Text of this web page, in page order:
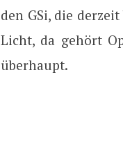
den GSi, die
Licht, da gehört
überhaupt.